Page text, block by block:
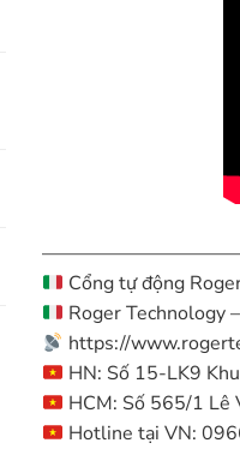
Cổng tự động
Roger Technology
https://
HN: Số 15-LK9
HCM: Số 565/1 Lê
Hotline tại VN: